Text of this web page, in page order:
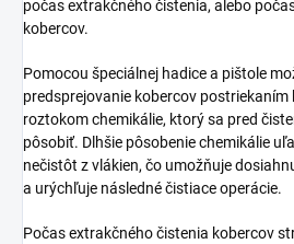
počas extrakčného čistenia, alebo
kobercov.
Pomocou špeciálnej hadice a pištole
predsprejovanie kobercov
roztokom chemikálie, ktorý sa pred
pôsobiť. Dlhšie pôsobenie chemikálie
nečistôt z vlákien, čo umožňuje
a urýchľuje následné čistiace operácie.
Počas extrakčného čistenia kobercov